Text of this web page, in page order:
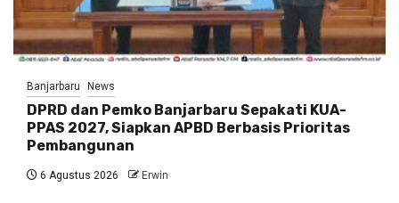
Banjarbaru News
DPRD dan Pemko Banjarbaru Sepakati KUA-
PPAS 2027, Siapkan APBD Berbasis Prioritas
Pembangunan
6 Agustus 2026 Erwin